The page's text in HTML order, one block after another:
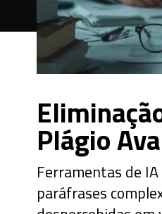
Ferramentas de
paráfrases
Plágio